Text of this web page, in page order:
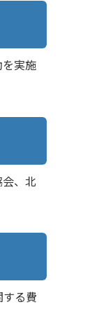
実施
、北
る費